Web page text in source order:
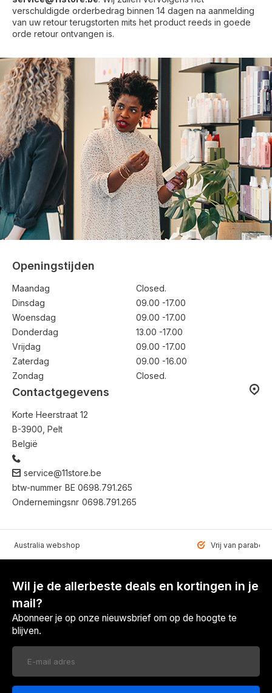
verschuldigde orderbedrag binnen 14 dagen na aanmelding
van uw retour terugstorten mits het product reeds in goede
orde retour ontvangen is.
Openingstijden
Maandag
Closed.
Dinsdag
09.00 -17.00
Woensdag
09.00 -17.00
Donderdag
13.00 -17.00
Vrijdag
09.00 -17.00
Zaterdag
09.00 -16.00
Zondag
Closed.
Contactgegevens
Korte Heerstraat 12
B-3900, Pelt
België
service@11store.be
btw-nummer BE 0698.791.265
Ondernemingsnr 0698.791.265
Australia webshop Vrij van
Wil je de allerbeste deals en kortingen in je
mail?
Abonneer je op onze nieuwsbrief om op de hoogte te
blijven.